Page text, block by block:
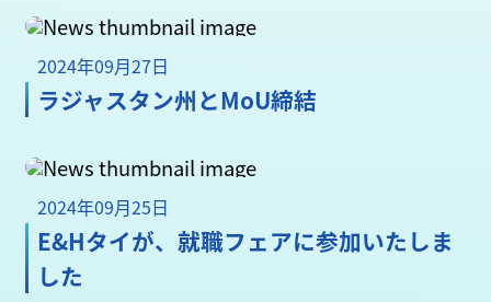
2024年09月27日
ラジャスタン州とMoU締結
2024年09月25日
E&Hタイが、就職フェアに参加いたしま
した